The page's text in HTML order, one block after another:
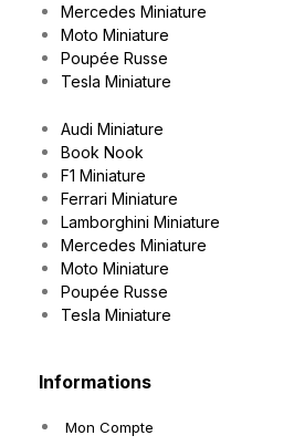
Mercedes Miniature
Moto Miniature
Poupée Russe
Tesla Miniature
Audi Miniature
Book Nook
F1 Miniature
Ferrari Miniature
Lamborghini Miniature
Mercedes Miniature
Moto Miniature
Poupée Russe
Tesla Miniature
Informations
Mon Compte